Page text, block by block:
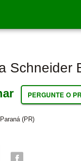
Schneider
PERGUNTE O
(PR)